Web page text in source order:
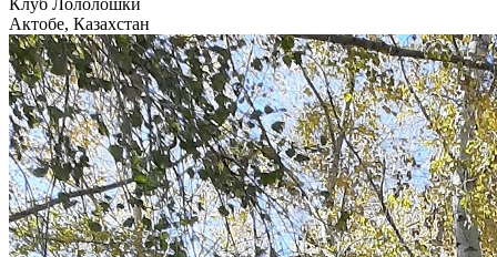
Актобе, Казахстан